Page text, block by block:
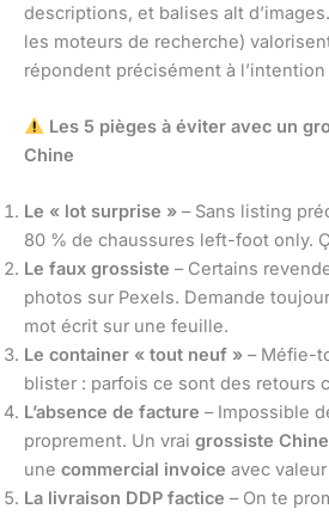
descriptions, et balises alt
les moteurs de recherche)
répondent précisément à l’intention
Les 5 pièges à éviter avec un
Chine
Le « lot surprise » – Sans listing
80 % de chaussures left-foot only.
Le faux grossiste – Certains
photos sur Pexels. Demande
mot écrit sur une feuille.
Le container « tout neuf » – Méfie-
blister : parfois ce sont des retours
L’absence de facture – Impossible
proprement. Un vrai grossiste
une commercial invoice avec
La livraison DDP factice – On te